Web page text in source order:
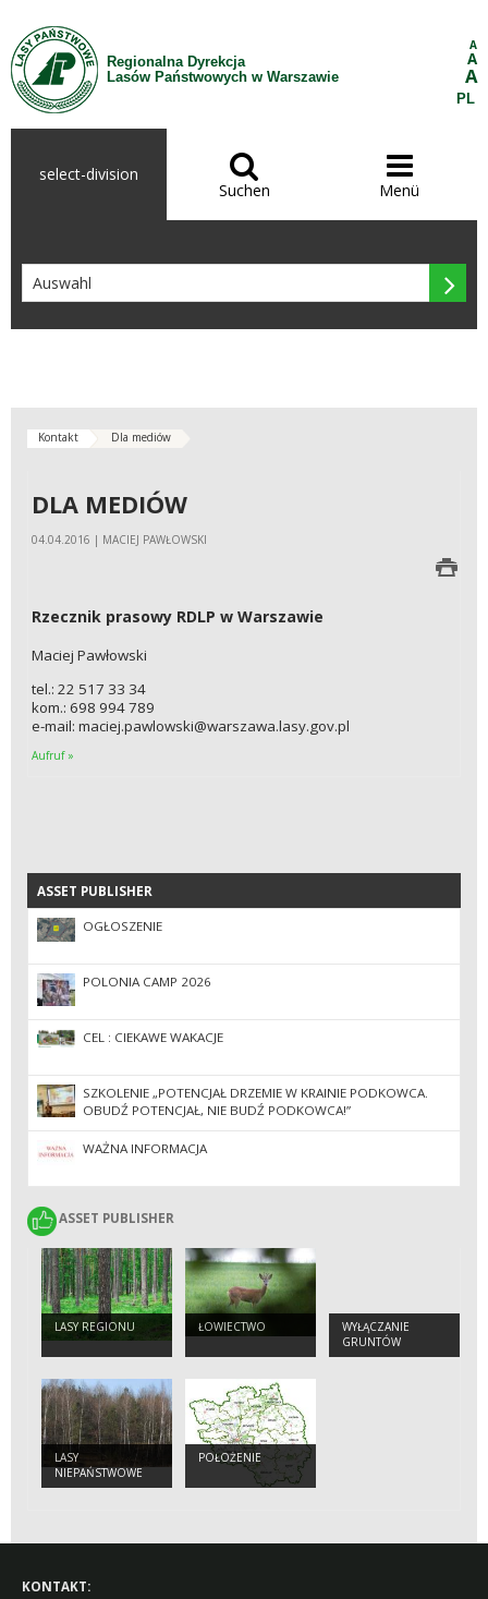
Zum Inhalt wechseln
Regionalna Dyrekcja
Lasów Państwowych w Warszawie
A
A
A
PL
select-division 
Suchen

Menü

Kontakt Dla mediów
DLA MEDIÓW
04.04.2016 | MACIEJ PAWŁOWSKI
Rzecznik prasowy RDLP w Warszawie
Maciej Pawłowski
tel.: 22 517 33 34
kom.: 698 994 789
e-mail: maciej.pawlowski@warszawa.lasy.gov.pl
Aufruf »
ASSET PUBLISHER
ASSET PUBLISHER
OGŁOSZENIE
POLONIA CAMP 2026
CEL : CIEKAWE WAKACJE
SZKOLENIE „POTENCJAŁ DRZEMIE W KRAINIE PODKOWCA.
OBUDŹ POTENCJAŁ, NIE BUDŹ PODKOWCA!”
WAŻNA INFORMACJA
ASSET PUBLISHER
ASSET PUBLISHER
LASY REGIONU ŁOWIECTWO
WYŁĄCZANIE
GRUNTÓW
LASY
NIEPAŃSTWOWE
POŁOŻENIE
KONTAKT: